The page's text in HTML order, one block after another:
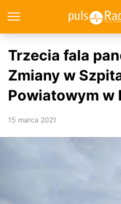
Trzecia fala
Zmiany w
Powiatowym w
15 marca 2021